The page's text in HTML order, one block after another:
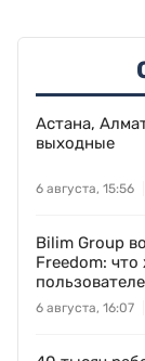
Астана,
выходные
6 августа, 15:56
Bilim Group
Freedom: что
6 августа, 16:07